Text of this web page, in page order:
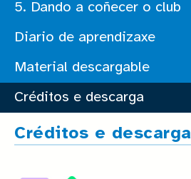
5. Dando a coñecer o club
Diario de aprendizaxe
Material descargable
Créditos e descarga
Créditos e descarga